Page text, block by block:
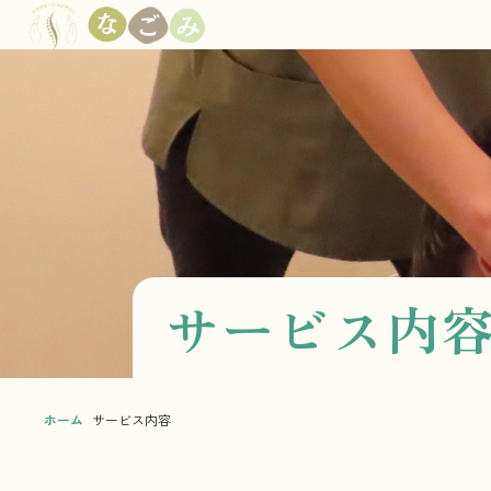
サービス内
ホーム サービス内容